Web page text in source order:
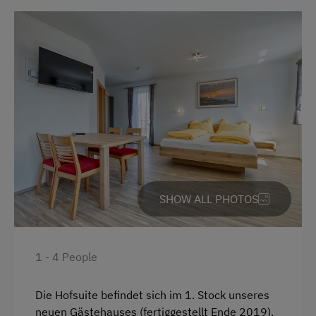
Nordic Walking
Cycle Routes
Activity Holidays
Experience Farm Activities
Culinary Delights
In the Farmer's Kitchen
Family-Friendly Properties
SHOW ALL PHOTOS
1 - 4 People
Die Hofsuite befindet sich im 1. Stock unseres
neuen Gästehauses (fertiggestellt Ende 2019).